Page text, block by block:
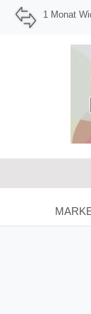
1 Monat